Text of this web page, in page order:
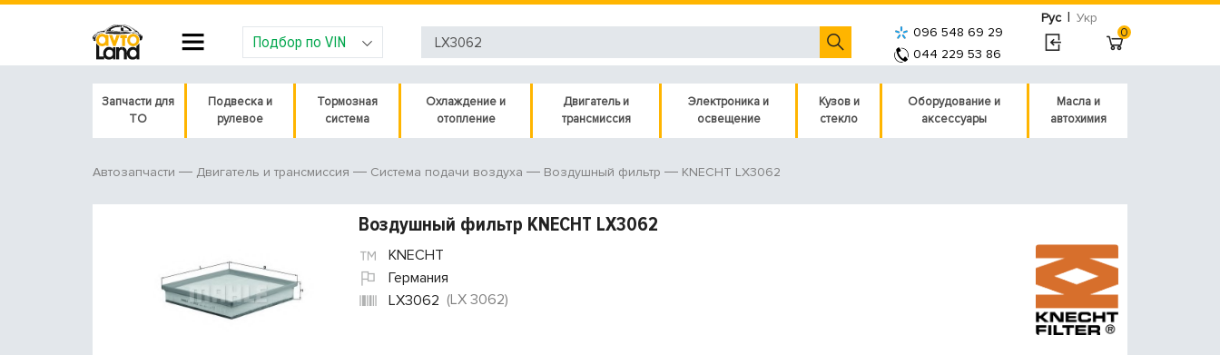
Рус | Укр
Подбор по VIN
096 548 69 29
044 229 53 86
0
Запчасти для
ТО
Подвеска и
рулевое
Тормозная
система
Охлаждение и
отопление
Двигатель и
трансмиссия
Электроника и
освещение
Кузов и
стекло
Оборудование и
аксессуары
Масла и
автохимия
Автозапчасти Двигатель и трансмиссия Система подачи воздуха Воздушный фильтр KNECHT LX3062
Воздушный фильтр KNECHT LX3062
KNECHT
Германия
LX3062 (LX 3062)